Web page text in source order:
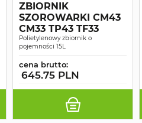
ZBIORNIK
SZOROWARKI CM43
CM33 TP43 TF33
Polietylenowy zbiornik o
pojemności 15L
cena brutto:
645.75 PLN